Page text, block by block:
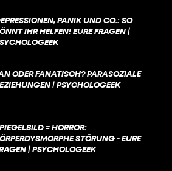
PANIK UND CO.: SO
IHR HELFEN! EURE FRAGEN |
ODER FANATISCH? PARASOZIALE
| PSYCHOLOGEEK
= HORROR:
STÖRUNG - EURE
| PSYCHOLOGEEK